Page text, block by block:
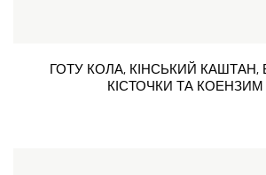
ГОТУ КОЛА, КІНСЬКИЙ КАШТАН,
КІСТОЧКИ ТА КОЕНЗИМ